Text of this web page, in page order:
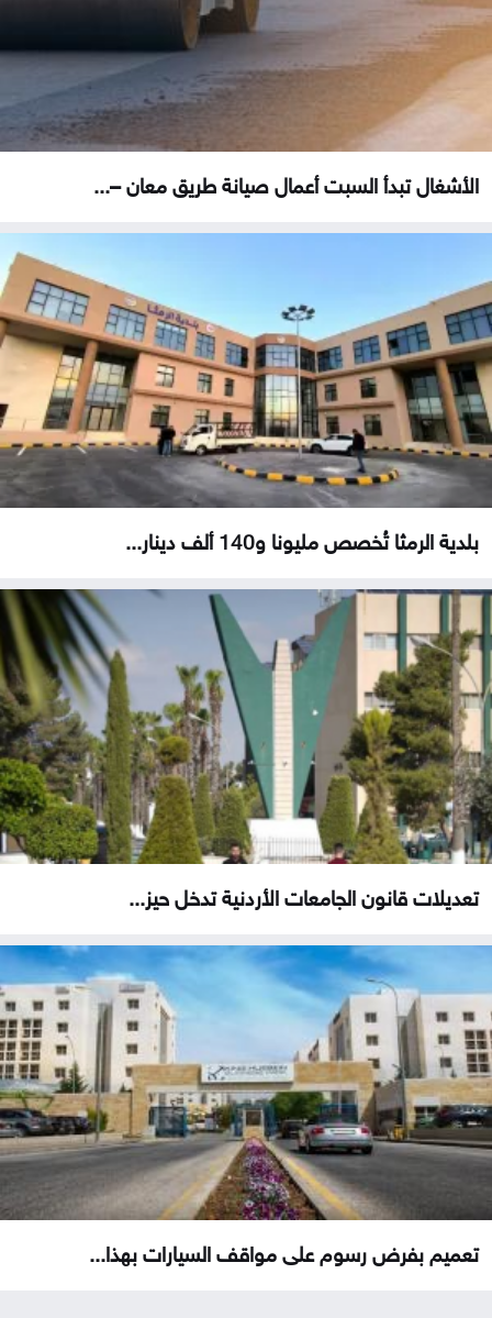
الأشغال تبدأ السبت أعمال صيانة طريق معان –...
بلدية الرمثا تُخصص مليونا و140 ألف دينار...
تعديلات قانون الجامعات الأردنية تدخل حيز...
تعميم بفرض رسوم على مواقف السيارات بهذا...